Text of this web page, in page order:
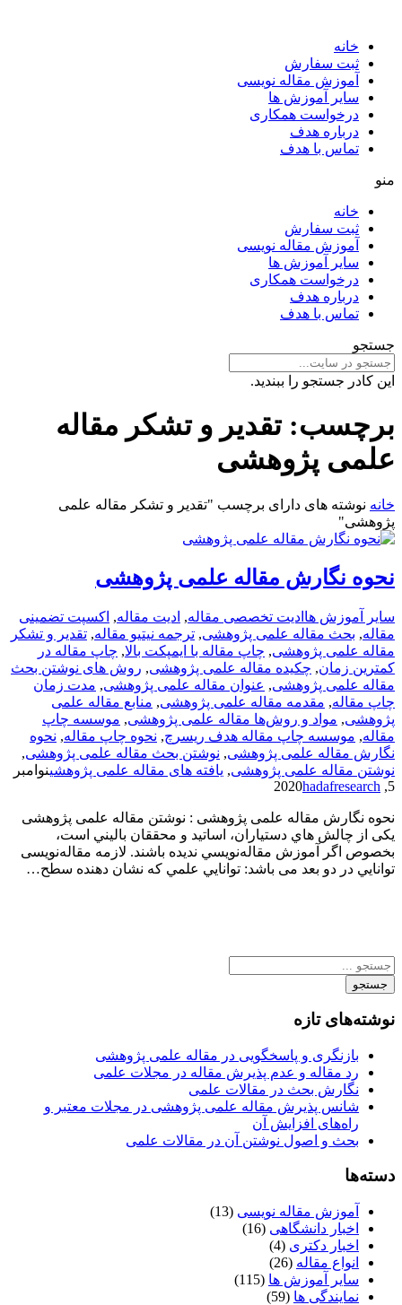
خانه
ثبت سفارش
آموزش مقاله نویسی
سایر آموزش ها
درخواست همکاری
درباره هدف
تماس با هدف
منو
خانه
ثبت سفارش
آموزش مقاله نویسی
سایر آموزش ها
درخواست همکاری
درباره هدف
تماس با هدف
جستجو
این کادر جستجو را ببندید.
برچسب:تقدیر و تشکر مقاله
علمی پژوهشی
خانه نوشته های دارای برچسب "تقدیر و تشکر مقاله علمی
پژوهشی"
نحوه نگارش مقاله علمی پژوهشی
سایر آموزش ها ادیت تخصصی مقاله, ادیت مقاله, اکسپت تضمینی
مقاله, ﺑﺤﺚ مقاله علمی پژوهشی, ترجمه نیتیو مقاله, تقدیر و تشکر
مقاله علمی پژوهشی, چاپ مقاله با ایمپکت بالا, چاپ مقاله در
کمترین زمان, ﭼﻜﻴﺪه مقاله علمی پژوهشی, روش های نوشتن بحث
مقاله علمی پژوهشی, عنوان مقاله علمی پژوهشی, مدت زمان
چاپ مقاله, ﻣﻘﺪﻣﻪ مقاله علمی پژوهشی, ﻣﻨﺎبع مقاله علمی
پژوهشی, ﻣﻮاد و روشﻫﺎ مقاله علمی پژوهشی, موسسه چاپ
مقاله, موسسه چاپ مقاله هدف ریسرچ, نحوه چاپ مقاله, نحوه
نگارش مقاله علمی پژوهشی, نوشتن بحث مقاله علمی پژوهشی,
نوشتن مقاله علمی پژوهشی, ﻳﺎﻓﺘﻪ های مقاله علمی پژوهشینوامبر
5, 2020
hadafresearch
نحوه نگارش مقاله علمی پژوهشی : ﻧﻮﺷﺘﻦ ﻣﻘﺎﻟﻪ علمی پژوهشی
یکی از ﭼﺎﻟﺶ ﻫﺎي دﺳﺘﻴﺎران، اﺳﺎﺗﻴﺪ و ﻣﺤﻘﻘﺎن ﺑﺎﻟﻴﻨﻲ اﺳﺖ،
ﺑﺨﺼﻮص اﮔﺮ آﻣﻮزش ﻣﻘﺎﻟﻪﻧﻮﻳﺴﻲ ﻧﺪﻳﺪه ﺑﺎﺷﻨﺪ. ﻻزﻣﻪ ﻣﻘﺎﻟﻪﻧﻮیسی
ﺗﻮاﻧﺎﻳﻲ در دو ﺑﻌﺪ می ﺑﺎﺷﺪ: ﺗﻮاﻧﺎﻳﻲ ﻋﻠﻤﻲ ﻛﻪ ﻧﺸﺎن دﻫﻨﺪه ﺳﻄﺢ…
جستجو
نوشته‌های تازه
بازنگری و پاسخگویی در مقاله علمی پژوهشی
رد مقاله و عدم پذیرش مقاله در مجلات علمی
نگارش بحث در مقالات علمی
شانس پذیرش مقاله علمی پژوهشی در مجلات معتبر و
راه‌های افزایش آن
بحث و اصول نوشتن آن در مقالات علمی
دسته‌ها
آموزش مقاله نویسی (13)
اخبار دانشگاهی (16)
اخبار دکتری (4)
انواع مقاله (26)
سایر آموزش ها (115)
نمایندگی ها (59)